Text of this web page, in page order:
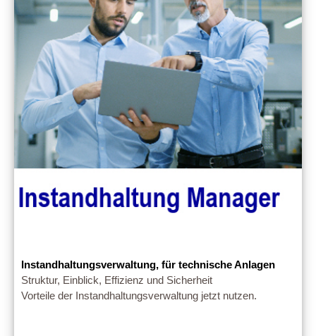
Instandhaltungsverwaltung, für technische Anlagen
Struktur, Einblick, Effizienz und Sicherheit
Vorteile der Instandhaltungsverwaltung jetzt nutzen.